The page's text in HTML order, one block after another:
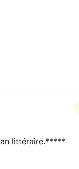
littéraire.*****